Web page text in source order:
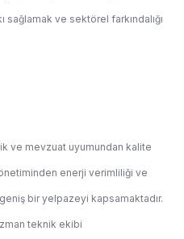
sağlamak ve sektörel farkındalığı
ve mevzuat uyumundan kalite
enerji verimliliği ve
bir yelpazeyi kapsamaktadır.
teknik ekibi